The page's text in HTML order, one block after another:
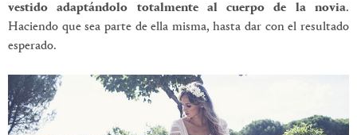
vestido adaptándolo totalmente al cuerpo de la novia.
Haciendo que sea parte de ella misma, hasta dar con el resultado
esperado.